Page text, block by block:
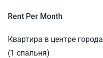
Rent Per Month
Квартира в центре города
(1 спальня)